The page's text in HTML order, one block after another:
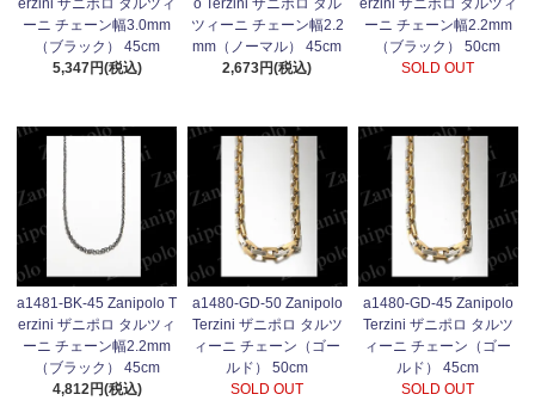
erzini ザニポロ タルツィ
ーニ チェーン幅3.0mm
（ブラック） 45cm
5,347円(税込)
o Terzini ザニポロ タル
ツィーニ チェーン幅2.2
mm（ノーマル） 45cm
2,673円(税込)
erzini ザニポロ タルツィ
ーニ チェーン幅2.2mm
（ブラック） 50cm
SOLD OUT
a1481-BK-45 Zanipolo T
erzini ザニポロ タルツィ
ーニ チェーン幅2.2mm
（ブラック） 45cm
4,812円(税込)
a1480-GD-50 Zanipolo
Terzini ザニポロ タルツ
ィーニ チェーン（ゴー
ルド） 50cm
SOLD OUT
a1480-GD-45 Zanipolo
Terzini ザニポロ タルツ
ィーニ チェーン（ゴー
ルド） 45cm
SOLD OUT